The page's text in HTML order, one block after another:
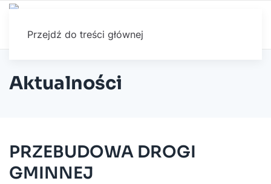
Przejdź do treści głównej
Aktualności
PRZEBUDOWA DROGI
GMINNEJ